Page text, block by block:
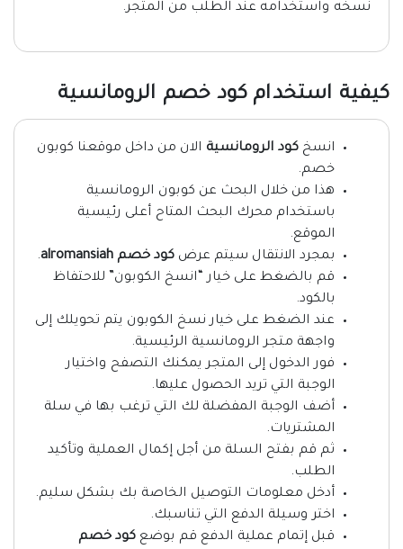
نسخه واستخدامه عند الطلب من المتجر.
كيفية استخدام كود خصم الرومانسية
انسخ كود الرومانسية الان من داخل موقعنا كوبون
خصم.
هذا من خلال البحث عن كوبون الرومانسية
باستخدام محرك البحث المتاح أعلى رئيسية
الموقع.
بمجرد الانتقال سيتم عرض كود خصم alromansiah
.
قم بالضغط على خيار “انسخ الكوبون” للاحتفاظ
بالكود.
عند الضغط على خيار نسخ الكوبون يتم تحويلك إلى
واجهة متجر الرومانسية الرئيسية.
فور الدخول إلى المتجر يمكنك التصفح واختيار
الوجبة التي تريد الحصول عليها.
أضف الوجبة المفضلة لك التي ترغب بها في سلة
المشتريات.
ثم قم بفتح السلة من أجل إكمال العملية وتأكيد
الطلب.
أدخل معلومات التوصيل الخاصة بك بشكل سليم.
اختر وسيلة الدفع التي تناسبك.
قبل إتمام عملية الدفع قم بوضع كود خصم